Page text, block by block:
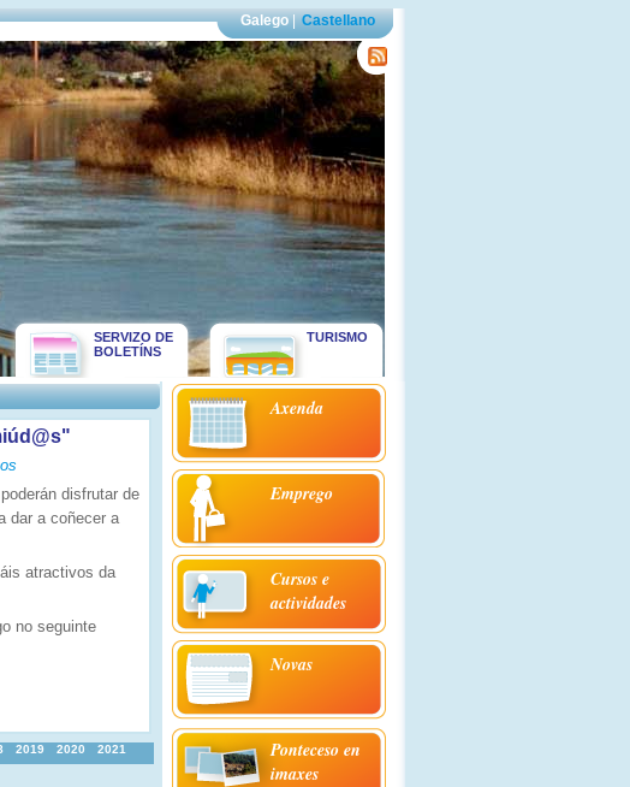
Galego| Castellano
SERVIZO DE
BOLETÍNS
TURISMO
disfrutar de
dar a coñecer a
atractivos da
no seguinte
2019 2020
2021
Axenda
Emprego
Cursos e
actividades
Novas
Ponteceso en
imaxes